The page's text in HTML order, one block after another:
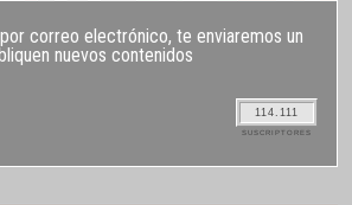
correo electrónico, te enviaremos un
nuevos contenidos
114.111
SUSCRIPTORES